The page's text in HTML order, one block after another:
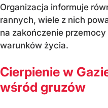
Organizacja informuje
rannych, wiele z nich
na zakończenie
warunków życia.
Cierpienie w
wśród gruzów